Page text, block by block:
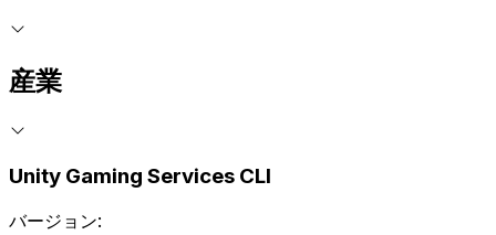
産業
Unity Gaming Services CLI
バージョン: